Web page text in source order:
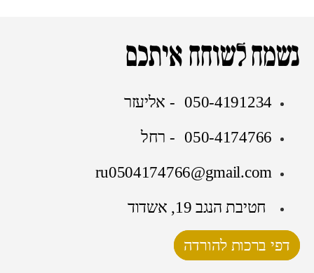
נשמח לשוחח איתכם
050-4191234 - אליעזר
050-4174766 - רחל
ru0504174766@gmail.com
חטיבת הנגב 19, אשדוד
דפי ברכות להורדה